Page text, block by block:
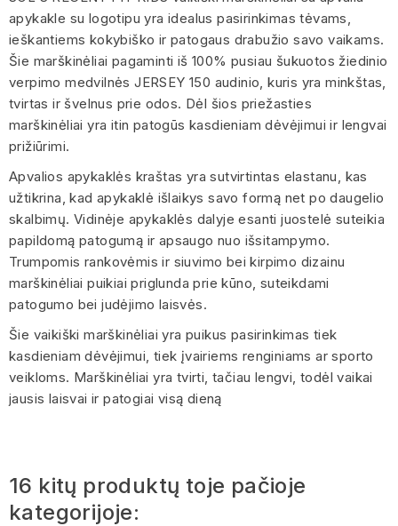
apykakle su logotipu yra idealus pasirinkimas tėvams,
ieškantiems kokybiško ir patogaus drabužio savo vaikams.
Šie marškinėliai pagaminti iš 100% pusiau šukuotos žiedinio
verpimo medvilnės JERSEY 150 audinio, kuris yra minkštas,
tvirtas ir švelnus prie odos. Dėl šios priežasties
marškinėliai yra itin patogūs kasdieniam dėvėjimui ir lengvai
prižiūrimi.
Apvalios apykaklės kraštas yra sutvirtintas elastanu, kas
užtikrina, kad apykaklė išlaikys savo formą net po daugelio
skalbimų. Vidinėje apykaklės dalyje esanti juostelė suteikia
papildomą patogumą ir apsaugo nuo išsitampymo.
Trumpomis rankovėmis ir siuvimo bei kirpimo dizainu
marškinėliai puikiai priglunda prie kūno, suteikdami
patogumo bei judėjimo laisvės.
Šie vaikiški marškinėliai yra puikus pasirinkimas tiek
kasdieniam dėvėjimui, tiek įvairiems renginiams ar sporto
veikloms. Marškinėliai yra tvirti, tačiau lengvi, todėl vaikai
jausis laisvai ir patogiai visą dieną
16 kitų produktų toje pačioje
kategorijoje: